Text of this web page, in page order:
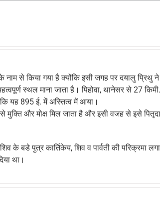
नाम से किया गया है क्‍योंकि इसी जगह पर दयालु
स्‍थल माना जाता है। पिहोवा, थानेसर से 27
यह 895 ई. में अस्तित्‍व में आया।
मुक्ति और मोक्ष मिल जाता है और इसी वजह से इसे
के बडे पुत्र कार्तिकेय, शिव व पार्वती की परिक्रमा
था।